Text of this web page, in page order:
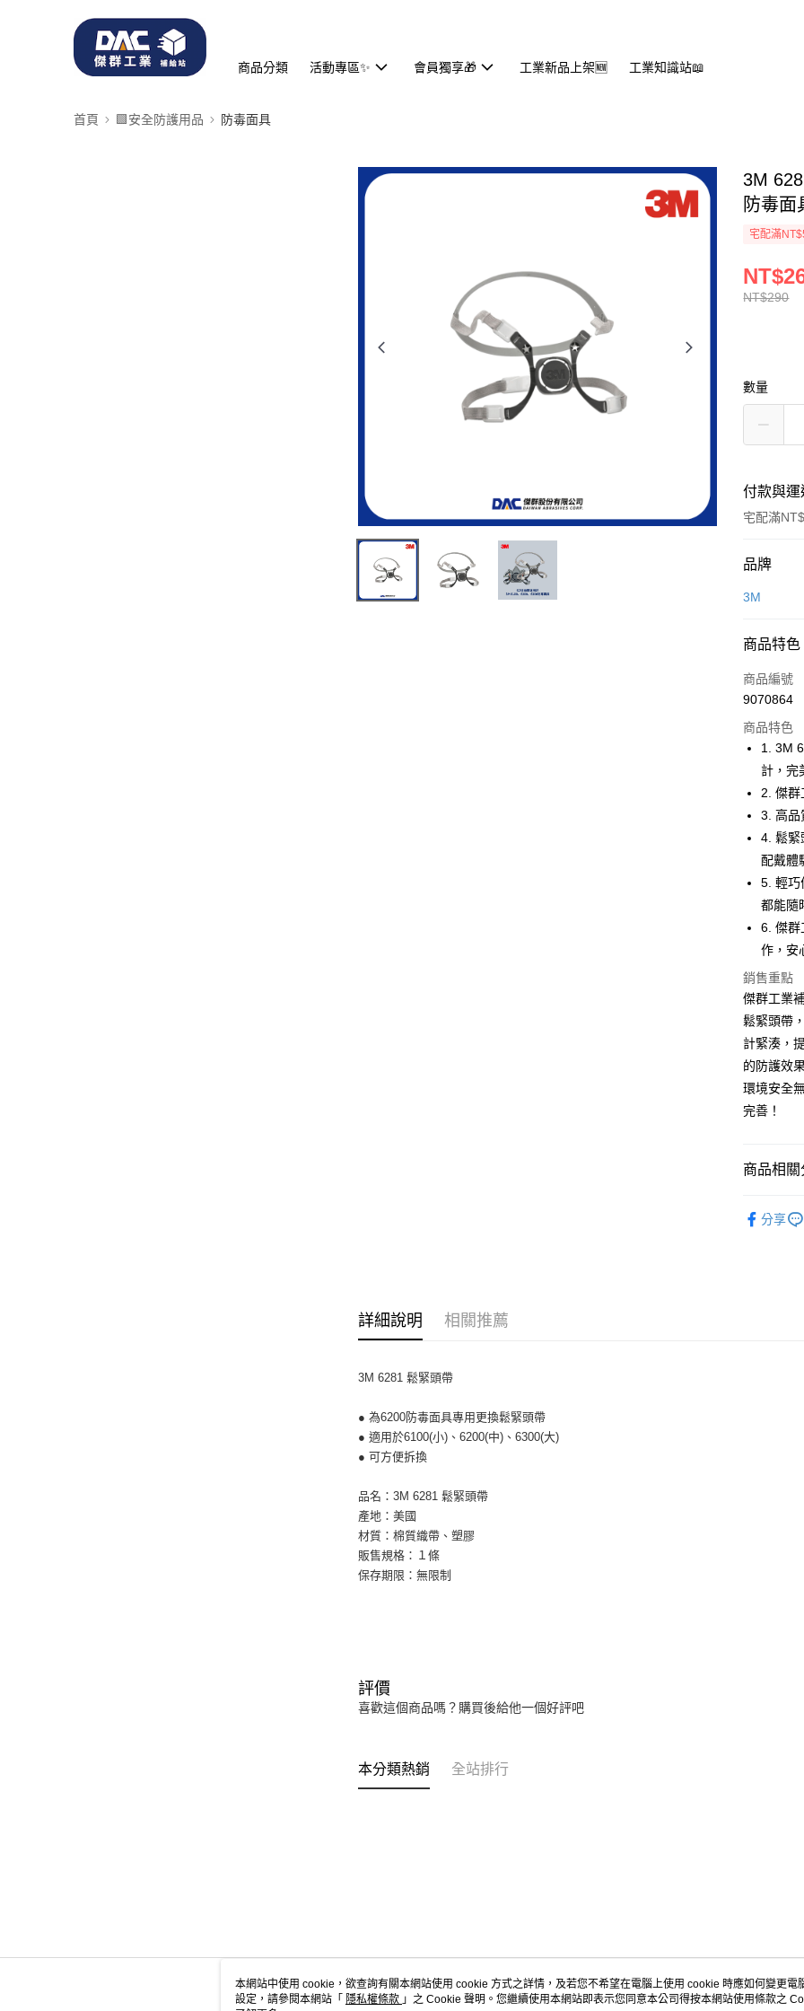
商品分類 活動專區✨ 會員獨享🎁 工業新品上架🆕 工業知識站📖
首頁 🟩安全防護用品 防毒面具
3M
防毒面
宅配滿
NT$290
數量
付款與
宅配滿
付款方式
信用卡一
Apple Pay
街口支付
運送方式
全家取貨
每筆
付款後全
每筆
7-11取貨
每筆
付款後7-
每筆
新竹物流(
每筆
品牌
3M
商品特色
商品編號
9070864
商品特色
1. 3M
計，完
2. 傑群
3. 高品
4. 鬆緊
配戴體
5. 輕巧
都能隨
6. 傑群
作，安
銷售重點
傑群工業
鬆緊頭帶
計緊湊，
的防護效
環境安全
完善！
商品相關
分享
詳細說明 相關推薦
3M 6281 鬆緊頭帶
● 為6200防毒面具專用更換鬆緊頭帶
● 適用於6100(小)、6200(中)、6300(大)
● 可方便拆換
品名：3M 6281 鬆緊頭帶
產地：美國
材質：棉質織帶、塑膠
販售規格：１條
保存期限：無限制
評價
喜歡這個商品嗎？購買後給他一個好評吧
本分類熱銷 全站排行
關於我們 客服資訊
本網站中使用 cookie，欲查詢有關本網站使用 cookie 方式之詳情，及若您不希望在電腦上使用 cookie 時應如何變更電
設定，請參閱本網站「 隱私權條款 」之 Cookie 聲明。您繼續使用本網站即表示您同意本公司得按本網站使用條款之